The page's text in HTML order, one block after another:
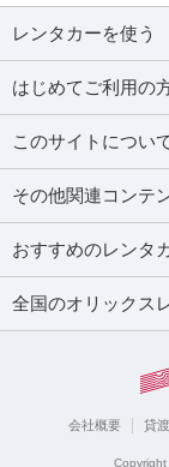
レンタカーを使う
はじめてご利用の
このサイトについ
その他関連コンテ
おすすめのレンタ
全国のオリックス
会社概要 貸
Copyright